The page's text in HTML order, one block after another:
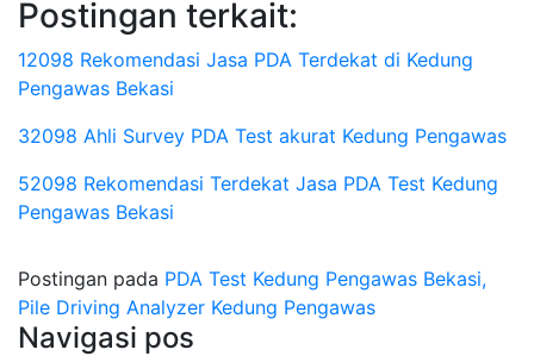
Postingan terkait:
12098 Rekomendasi Jasa PDA Terdekat di Kedung
Pengawas Bekasi
32098 Ahli Survey PDA Test akurat Kedung Pengawas
52098 Rekomendasi Terdekat Jasa PDA Test Kedung
Pengawas Bekasi
Postingan pada PDA Test Kedung Pengawas Bekasi,
Pile Driving Analyzer Kedung Pengawas
Navigasi pos